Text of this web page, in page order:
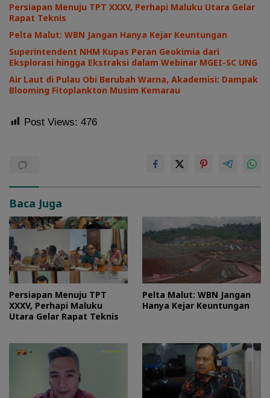
Persiapan Menuju TPT XXXV, Perhapi Maluku Utara Gelar
Rapat Teknis
Pelta Malut: WBN Jangan Hanya Kejar Keuntungan
Superintendent NHM Kupas Peran Geokimia dari
Eksplorasi hingga Ekstraksi dalam Webinar MGEI-SC UNG
Air Laut di Pulau Obi Berubah Warna, Akademisi: Dampak
Blooming Fitoplankton Musim Kemarau
Post Views: 476
Baca Juga
Persiapan Menuju TPT
XXXV, Perhapi Maluku
Utara Gelar Rapat Teknis
Pelta Malut: WBN Jangan
Hanya Kejar Keuntungan